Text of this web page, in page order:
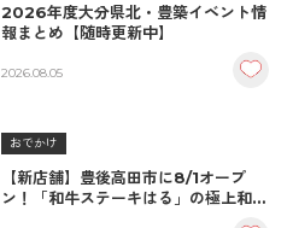
2026年度大分県北・豊築イベント情
報まとめ【随時更新中】
2026.08.05
おでかけ
【新店舗】豊後高田市に8/1オープ
ン！「和牛ステーキはる」の極上和牛